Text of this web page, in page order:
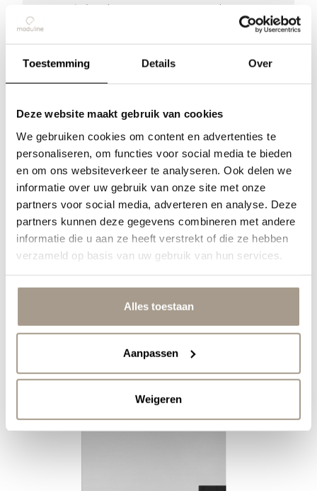
Toestemming Details Over
Deze website maakt gebruik van cookies
We gebruiken cookies om content en advertenties te
personaliseren, om functies voor social media te bieden
en om ons websiteverkeer te analyseren. Ook delen we
informatie over uw gebruik van onze site met onze
partners voor social media, adverteren en analyse. Deze
partners kunnen deze gegevens combineren met andere
informatie die u aan ze heeft verstrekt of die ze hebben
verzameld op basis van uw gebruik van hun services.
Alles toestaan
Aanpassen
Weigeren
Produits
Thèmes
Démonstration
À propos de nous
Assistance
Capacité du plateau 8+8 GN 1/1
Capacité du produit 40 kg
Pas des glissières de
75 mm
Poids 88 kg
Puissance électrique 2000 W
Alimentation
électrique
AC 220-240V
50/60Hz
Fiche technique TÉLÉCHARGER